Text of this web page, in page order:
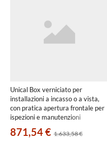
Unical Box verniciato per
installazioni a incasso o a vista,
con pratica apertura frontale per
ispezioni e manutenzioni
KON HP, colore bianco 103014
871,54 € 1.633,58 €